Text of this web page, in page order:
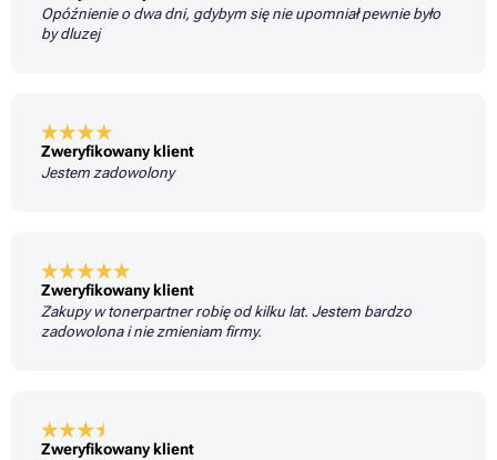
Opóźnienie o dwa dni, gdybym się nie upomniał pewnie było
by dluzej
Zweryfikowany klient
Jestem zadowolony
Zweryfikowany klient
Zakupy w tonerpartner robię od kilku lat. Jestem bardzo
zadowolona i nie zmieniam firmy.
Zweryfikowany klient